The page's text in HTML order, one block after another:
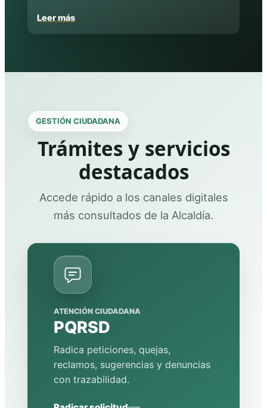
Leer más
GESTIÓN CIUDADANA
Trámites y servicios
destacados
Accede rápido a los canales digitales
más consultados de la Alcaldía.
ATENCIÓN CIUDADANA
PQRSD
Radica peticiones, quejas,
reclamos, sugerencias y denuncias
con trazabilidad.